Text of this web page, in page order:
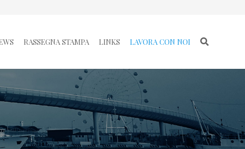
RASSEGNA STAMPA LINKS LAVORA CON NOI